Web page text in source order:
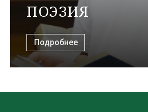
ПОЭЗИЯ
Подробнее